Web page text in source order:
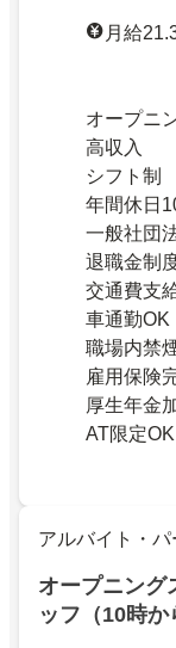
月給
オープニ
高収入
シフト制
年間休日
一般社団
退職金制
交通費支
車通勤OK
職場内禁
雇用保険
厚生年金
AT限定OK
アルバイト・パ
オープニング
ッフ（10時か